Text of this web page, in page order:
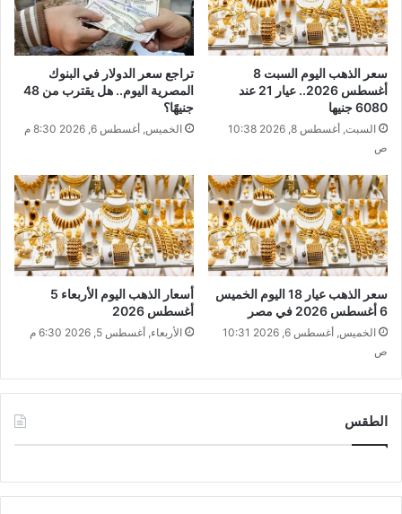
سعر الذهب اليوم السبت 8
أغسطس 2026.. عيار 21 عند
6080 جنيها
السبت, أغسطس 8, 2026 10:38
ص
تراجع سعر الدولار في البنوك
المصرية اليوم.. هل يقترب من 48
جنيهًا؟
الخميس, أغسطس 6, 2026 8:30 م
سعر الذهب عيار 18 اليوم الخميس
6 أغسطس 2026 في مصر
الخميس, أغسطس 6, 2026 10:31
ص
أسعار الذهب اليوم الأربعاء 5
أغسطس 2026
الأربعاء, أغسطس 5, 2026 6:30 م
الطقس